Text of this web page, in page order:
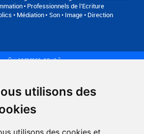
utilisons des
utilisons des cookies et
Professionnels de l’Ecriture
• Médiation
Son • Image • Direction
Qui sommes-nous ?
Plan du site
FAQ recruteurs
FAQ